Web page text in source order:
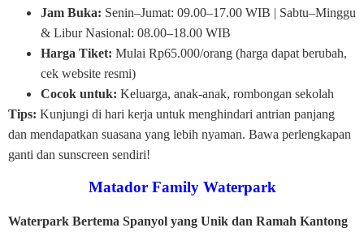
Jam Buka: Senin–Jumat: 09.00–17.00 WIB | Sabtu–Minggu
& Libur Nasional: 08.00–18.00 WIB
Harga Tiket: Mulai Rp65.000/orang (harga dapat berubah,
cek website resmi)
Cocok untuk: Keluarga, anak-anak, rombongan sekolah
Tips: Kunjungi di hari kerja untuk menghindari antrian panjang
dan mendapatkan suasana yang lebih nyaman. Bawa perlengkapan
ganti dan sunscreen sendiri!
Matador Family Waterpark
Waterpark Bertema Spanyol yang Unik dan Ramah Kantong